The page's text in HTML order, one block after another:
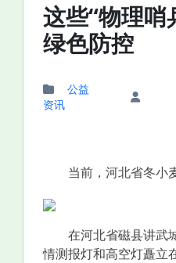
这些“物理哨
绿色防控
公益
资讯
当前，河北省冬小麦
在河北省磁县讲武
情测报灯和高空灯矗立